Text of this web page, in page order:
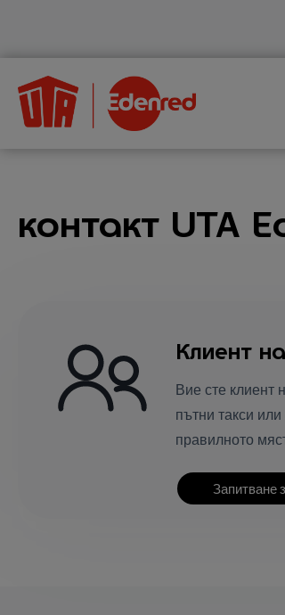
контакт UTA
Клиент
Вие сте клиент
пътни такси
правилното
Запитване